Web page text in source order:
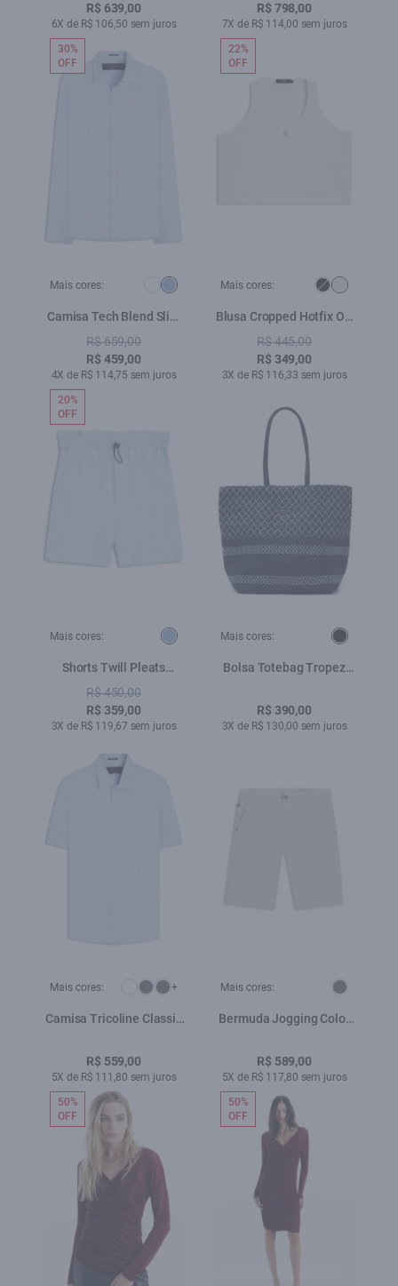
R$ 639,00
6X de R$ 106,50 sem juros
R$ 798,00
7X de R$ 114,00 sem juros
Mais cores:
Camisa Tech Blend Slim
Azul Claro
R$ 659,00
R$ 459,00
4X de R$ 114,75 sem juros
30%
OFF
Mais cores:
Blusa Cropped Hotfix Off
White
R$ 445,00
R$ 349,00
3X de R$ 116,33 sem juros
22%
OFF
Mais cores:
Shorts Twill Pleats
Clochard Azul Claro
R$ 450,00
R$ 359,00
3X de R$ 119,67 sem juros
20%
OFF
Mais cores:
Bolsa Totebag Tropez
R$ 390,00
3X de R$ 130,00 sem juros
Mais cores: +
Camisa Tricoline Classic
R$ 559,00
5X de R$ 111,80 sem juros
Mais cores:
Bermuda Jogging Color
R$ 589,00
5X de R$ 117,80 sem juros
50%
OFF
50%
OFF